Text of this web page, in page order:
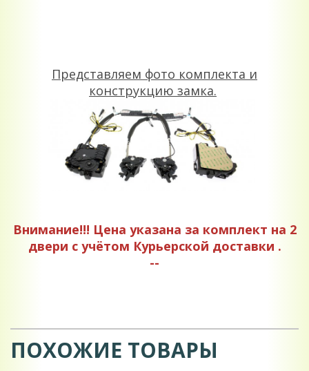
Представляем фото комплекта и
конструкцию замка.
Внимание!!! Цена указана за комплект на 2
двери с учётом Курьерской доставки .
--
ПОХОЖИЕ ТОВАРЫ